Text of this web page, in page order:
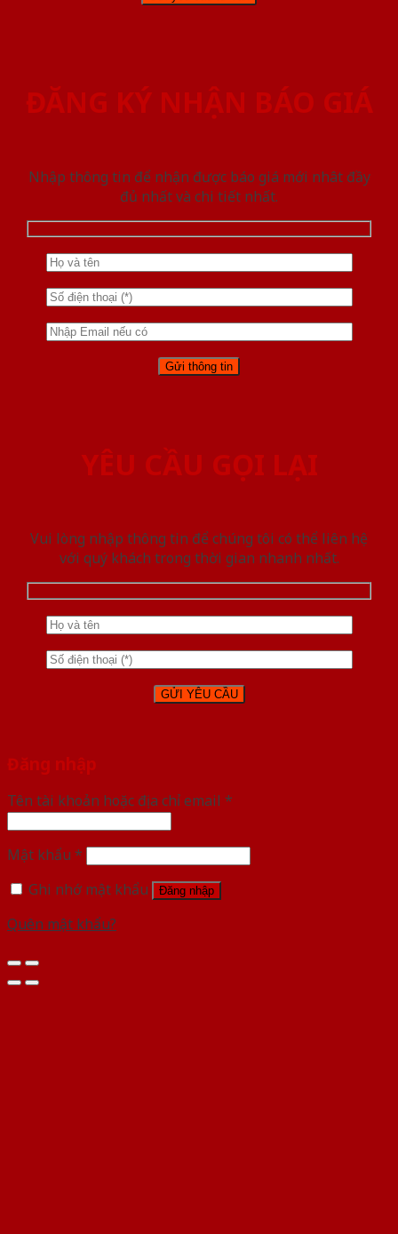
ĐĂNG KÝ NHẬN BÁO GIÁ
Nhập thông tin để nhận được báo giá mới nhât đầy
đủ nhất và chi tiết nhất.
YÊU CẦU GỌI LẠI
Vui lòng nhập thông tin để chúng tôi có thể liên hệ
với quý khách trong thời gian nhanh nhất.
Đăng nhập
Tên tài khoản hoặc địa chỉ email *
Mật khẩu *
Ghi nhớ mật khẩu
Đăng nhập
Quên mật khẩu?